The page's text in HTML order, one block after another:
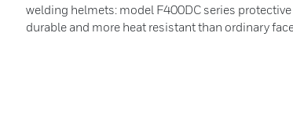
welding helmets: model F400DC series
durable and more heat resistant than ordinary